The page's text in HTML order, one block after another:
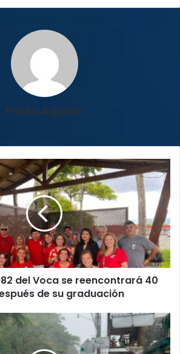
Paula Aguilar
del Voca se reencontrará 40
de su graduación